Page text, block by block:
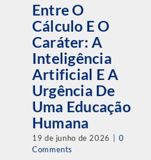
Entre O
Cálculo E O
Caráter: A
Inteligência
Artificial E A
Urgência De
Uma Educação
Humana
19 de junho de 2026
0
Comments